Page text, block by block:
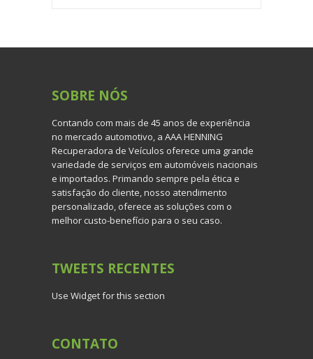
SOBRE NÓS
Contando com mais de 45 anos de experiência
no mercado automotivo, a AAA HENNING
Recuperadora de Veículos oferece uma grande
variedade de serviços em automóveis nacionais
e importados. Primando sempre pela ética e
satisfação do cliente, nosso atendimento
personalizado, oferece as soluções com o
melhor custo-benefício para o seu caso.
TWEETS RECENTES
Use Widget for this section
CONTATO